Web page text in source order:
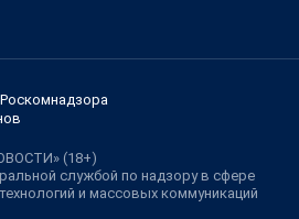
(18+)
службой по надзору в сфере
и массовых коммуникаций